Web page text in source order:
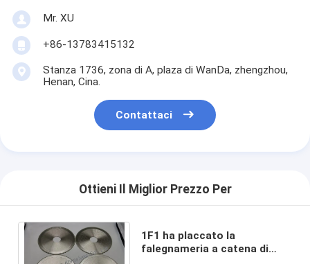
Mr. XU
+86-13783415132
Stanza 1736, zona di A, plaza di WanDa, zhengzhou,
Henan, Cina.
Contattaci
Ottieni Il Miglior Prezzo Per
1F1 ha placcato la
falegnameria a catena di